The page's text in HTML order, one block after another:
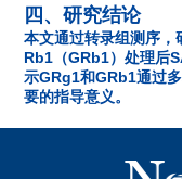
四、研究结论
本文通过转录组测序
Rb1（GRb1）处理后
示GRg1和GRb1通过
要的指导意义。